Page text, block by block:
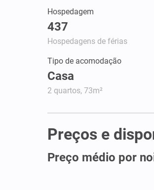
Hospedagem
437
Hospedagens de férias
Tipo de acomodação
Casa
2 quartos, 73m²
Preços e
Preço médio por